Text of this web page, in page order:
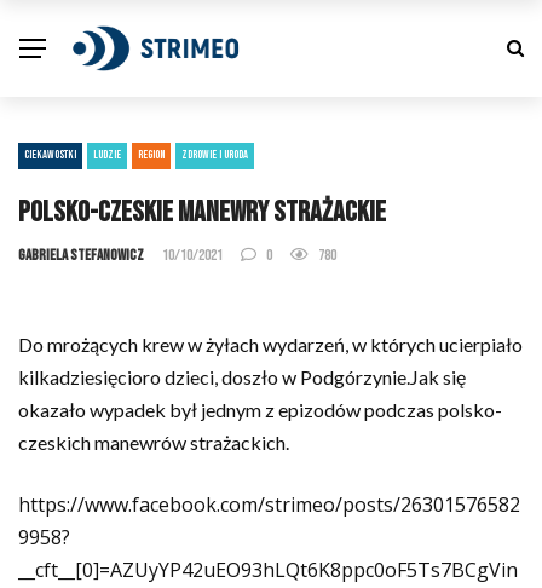
CIEKAWOSTKI LUDZIE REGION ZDROWIE I URODA
Polsko-czeskie manewry strażackie
Gabriela Stefanowicz 10/10/2021 0 780
Do mrożących krew w żyłach wydarzeń, w których ucierpiało
kilkadziesięcioro dzieci, doszło w Podgórzynie.Jak się
okazało wypadek był jednym z epizodów podczas polsko-
czeskich manewrów strażackich.
https://www.facebook.com/strimeo/posts/26301576582
9958?
__cft__[0]=AZUyYP42uEO93hLQt6K8ppc0oF5Ts7BCgVin